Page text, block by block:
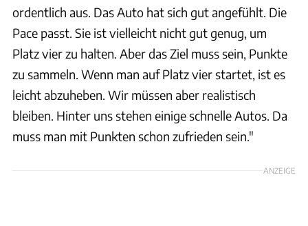
ordentlich aus. Das Auto hat sich gut angefühlt. Die
Pace passt. Sie ist vielleicht nicht gut genug, um
Platz vier zu halten. Aber das Ziel muss sein, Punkte
zu sammeln. Wenn man auf Platz vier startet, ist es
leicht abzuheben. Wir müssen aber realistisch
bleiben. Hinter uns stehen einige schnelle Autos. Da
muss man mit Punkten schon zufrieden sein."
ANZEIGE